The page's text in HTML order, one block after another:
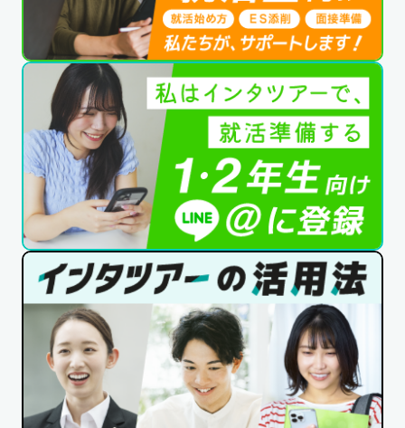
記事一覧
インタツアー活用法
LINE登録
サイトマップ
運営会社
お問い合わせ
プライバシーポリシー
公式SNSはこちら